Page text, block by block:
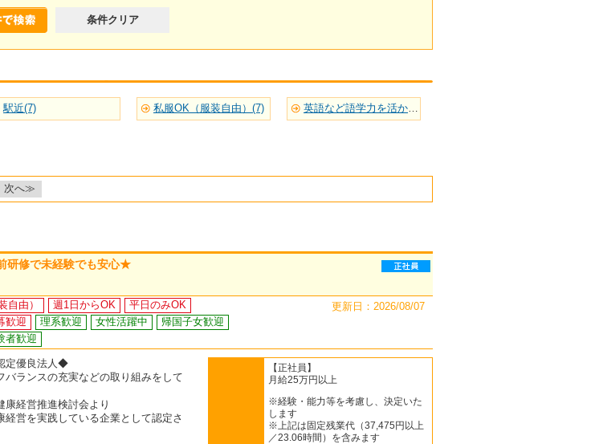
条件クリア
駅近(7) 私服OK（服装自由）(7) 英語など語学力を活かせる(8)
次へ≫
研修で未経験でも安心★
自由） 週1日からOK
平日のみOK
歓迎 理系歓迎 女性活躍中
帰国子女歓迎
者歓迎
更新日：2026/08/07
定優良法人◆
バランスの充実などの取り組みをして
康経営推進検討会より
営を実践している企業として認定さ
【正社員】
月給25万円以上
※経験・能力等を考慮し、決定いた
します
※上記は固定残業代（37,475円以上
／23.06時間）を含みます